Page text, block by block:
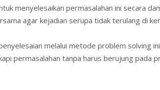
menyelesaikan permasalahan ini secara
agar kejadian serupa tidak terulang di
melalui metode problem solving
permasalahan tanpa harus berujung pada